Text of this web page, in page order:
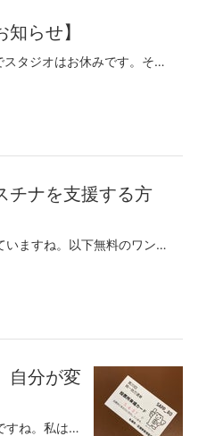
知らせ】
12月29日(金)〜1月3日(水)までスタジオはお休みです。その間にお問合せなどメールを頂いた場合は1月4日以降に順次お返事をさせて頂きます。年の瀬が近づくと街の中も空気も少しゆったり流れる感じがしますね。インフルエンザの流行とコロナもまた感染者が増えているようです。 どうぞみなさま安全にあたたかくしてお過ごしください。
チナを支援する方
心が痛くなるニュースが続いていますね。以下無料のワンクリック支援です。1日1回ワンクリックでスポンサーからの寄付が生まれる仕組みです。パレスチナ、子ども、女性、貧困、難民、環境支援があります。それぞれ1日1回、クリックできるようになっています。(無料です)Thank you for helping the environment | arab.orgDoing good was never this easy! Every click helps fund those in need - no cash, no credit card, no registration and for free!arab.org寒くなって体が冷えると気持ちもふさぎがちになりますね。朝起きたらまずお白湯を飲んで腸を温めています。みなさまもどうぞ暖かくしてお過ごしください。
自分が変
今日は統一地方選挙の投票日ですね。私は7日に期日前投票を済ませてきました。選挙権のある方は投票に行きましょう！でも政治の話は敬遠されがちですよね…。こちら呟きをお借りします。読んでみてください。仕事を辞めた記念に、仕事を辞めるきっかけになった話を書きました。特定できないように伏せていますが、だいたいこの通りだと思います。3000字ちょっとくらいです。地方統一選挙もうすぐですね。 https://t.co/9QfrK4Eb3D— 伊吹@洋画 (@youibuki) 2023年4月1日